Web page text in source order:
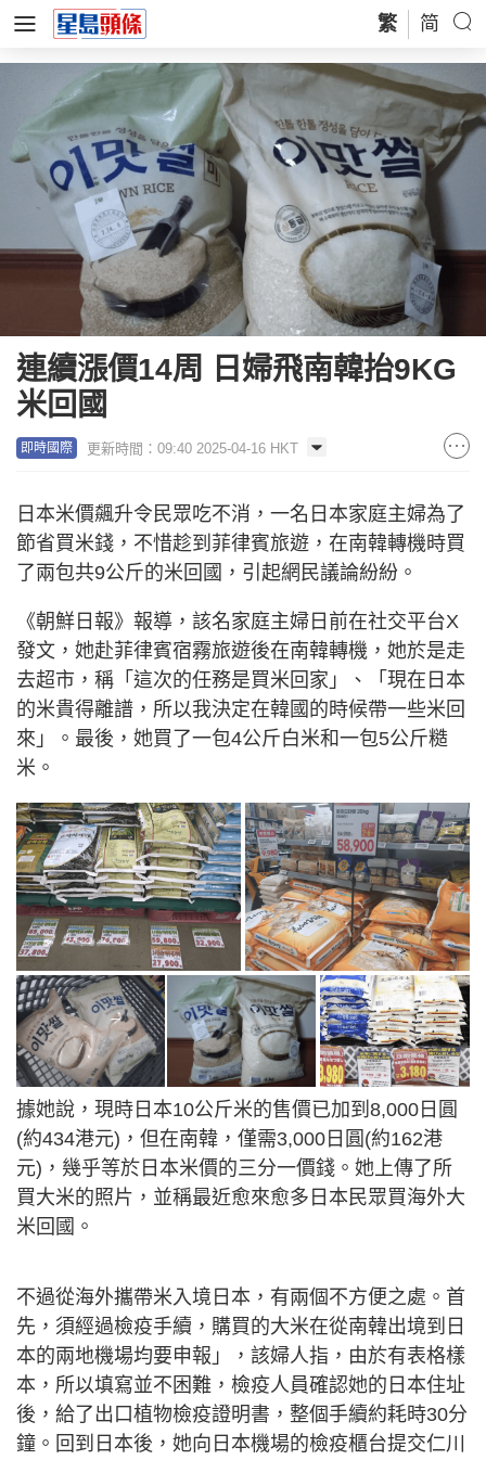
繁 简
連續漲價14周 日婦飛南韓抬9KG
米回國
即時國際 更新時間：09:40 2025-04-16 HKT
日本米價飆升令民眾吃不消，一名日本家庭主婦為了
節省買米錢，不惜趁到菲律賓旅遊，在南韓轉機時買
了兩包共9公斤的米回國，引起網民議論紛紛。
《朝鮮日報》報導，該名家庭主婦日前在社交平台X
發文，她赴菲律賓宿霧旅遊後在南韓轉機，她於是走
去超市，稱「這次的任務是買米回家」、「現在日本
的米貴得離譜，所以我決定在韓國的時候帶一些米回
來」。最後，她買了一包4公斤白米和一包5公斤糙
米。
據她說，現時日本10公斤米的售價已加到8,000日圓
(約434港元)，但在南韓，僅需3,000日圓(約162港
元)，幾乎等於日本米價的三分一價錢。她上傳了所
買大米的照片，並稱最近愈來愈多日本民眾買海外大
米回國。
不過從海外攜帶米入境日本，有兩個不方便之處。首
先，須經過檢疫手續，購買的大米在從南韓出境到日
本的兩地機場均要申報」，該婦人指，由於有表格樣
本，所以填寫並不困難，檢疫人員確認她的日本住址
後，給了出口植物檢疫證明書，整個手續約耗時30分
鐘。回到日本後，她向日本機場的檢疫櫃台提交仁川